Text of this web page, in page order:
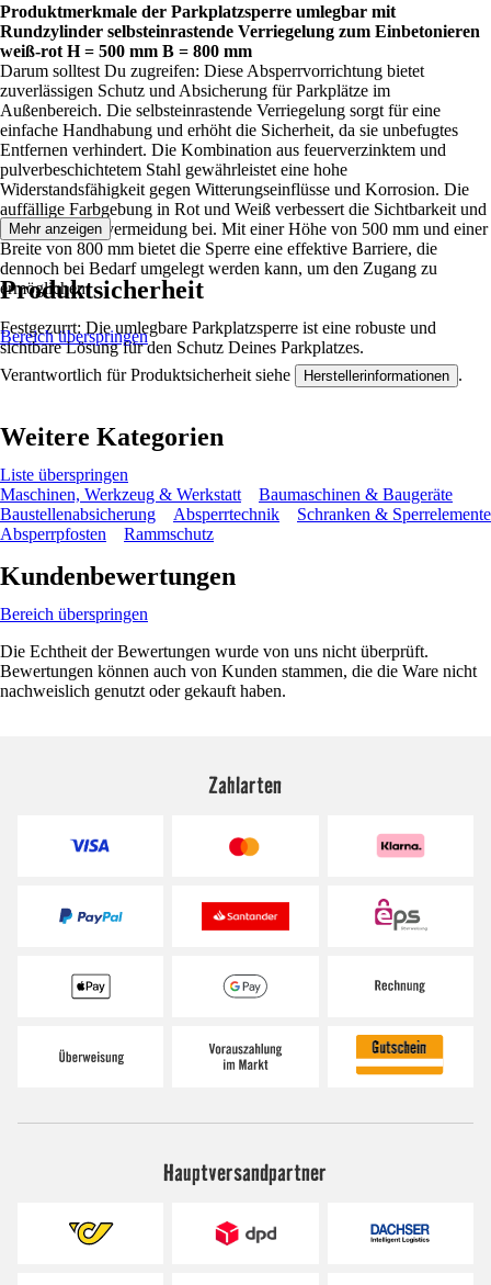
Produktmerkmale der Parkplatzsperre umlegbar mit
Rundzylinder selbsteinrastende Verriegelung zum Einbetonieren
weiß-rot H = 500 mm B = 800 mm
Darum solltest Du zugreifen: Diese Absperrvorrichtung bietet
zuverlässigen Schutz und Absicherung für Parkplätze im
Außenbereich. Die selbsteinrastende Verriegelung sorgt für eine
einfache Handhabung und erhöht die Sicherheit, da sie unbefugtes
Entfernen verhindert. Die Kombination aus feuerverzinktem und
pulverbeschichtetem Stahl gewährleistet eine hohe
Widerstandsfähigkeit gegen Witterungseinflüsse und Korrosion. Die
auffällige Farbgebung in Rot und Weiß verbessert die Sichtbarkeit und
trägt zur Unfallvermeidung bei. Mit einer Höhe von 500 mm und einer
Breite von 800 mm bietet die Sperre eine effektive Barriere, die
dennoch bei Bedarf umgelegt werden kann, um den Zugang zu
ermöglichen.
Festgezurrt: Die umlegbare Parkplatzsperre ist eine robuste und
sichtbare Lösung für den Schutz Deines Parkplatzes.
Mehr anzeigen
Produktsicherheit
Bereich überspringen
Verantwortlich für Produktsicherheit siehe Herstellerinformationen .
Weitere Kategorien
Liste überspringen
Maschinen, Werkzeug & Werkstatt
Baumaschinen & Baugeräte
Baustellenabsicherung
Absperrtechnik
Schranken & Sperrelemente
Absperrpfosten
Rammschutz
Kundenbewertungen
Bereich überspringen
Die Echtheit der Bewertungen wurde von uns nicht überprüft.
Bewertungen können auch von Kunden stammen, die die Ware nicht
nachweislich genutzt oder gekauft haben.
Zahlarten
Hauptversandpartner